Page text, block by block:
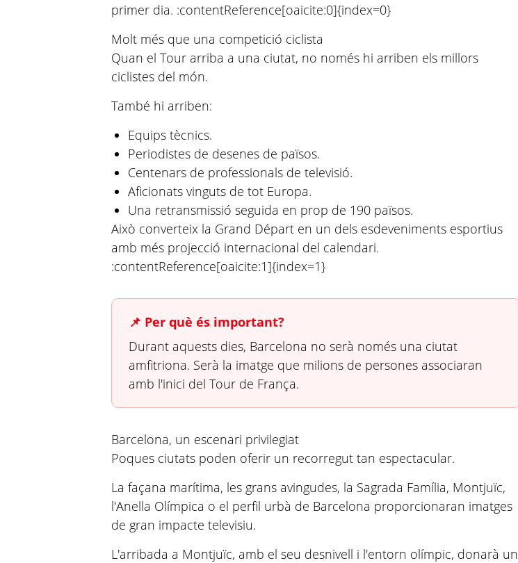
primer dia. :contentReference[oaicite:0]{index=0}
Molt més que una competició ciclista
Quan el Tour arriba a una ciutat, no només hi arriben els millors
ciclistes del món.
També hi arriben:
Equips tècnics.
Periodistes de desenes de països.
Centenars de professionals de televisió.
Aficionats vinguts de tot Europa.
Una retransmissió seguida en prop de 190 països.
Això converteix la Grand Départ en un dels esdeveniments esportius
amb més projecció internacional del calendari.
:contentReference[oaicite:1]{index=1}
📌 Per què és important?
Durant aquests dies, Barcelona no serà només una ciutat
amfitriona. Serà la imatge que milions de persones associaran
amb l'inici del Tour de França.
Barcelona, un escenari privilegiat
Poques ciutats poden oferir un recorregut tan espectacular.
La façana marítima, les grans avingudes, la Sagrada Família, Montjuïc,
l'Anella Olímpica o el perfil urbà de Barcelona proporcionaran imatges
de gran impacte televisiu.
L'arribada a Montjuïc, amb el seu desnivell i l'entorn olímpic, donarà un